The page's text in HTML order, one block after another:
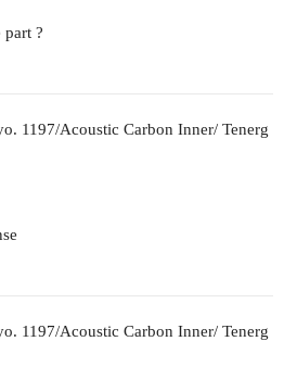
?
1197/Acoustic Carbon Inner/ Tenerg
1197/Acoustic Carbon Inner/ Tenerg